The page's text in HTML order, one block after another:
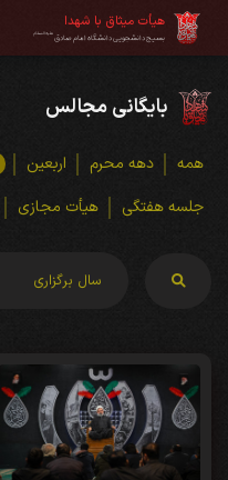
هیأت میثاق با شهدا
بسیج دانشجویی دانشگاه امام صادقعلیه‌السلام
بایگانی مجالس
همه دهه محرم اربعین
جلسه هفتگی
هیأت مجازی